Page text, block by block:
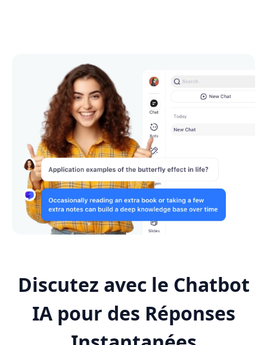
Discutez avec le Chatbot
IA pour des Réponses